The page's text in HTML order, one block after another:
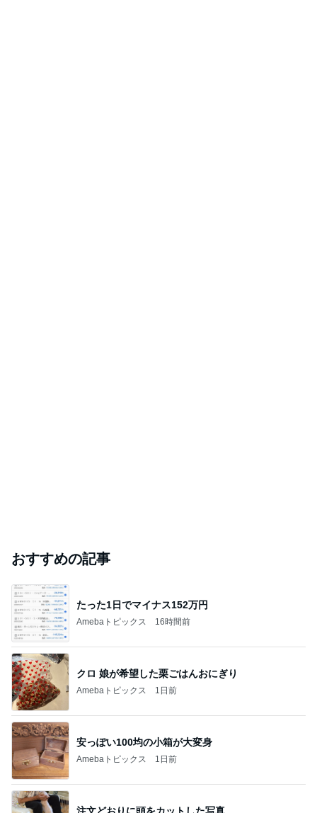
おすすめの記事
たった1日でマイナス152万円
Amebaトピックス 16時間前
クロ 娘が希望した栗ごはんおにぎり
Amebaトピックス 1日前
安っぽい100均の小箱が大変身
Amebaトピックス 1日前
注文どおりに頭をカットした写真